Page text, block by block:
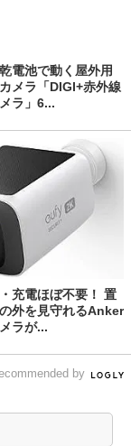
電池で動く屋外用
メラ「DIGI+赤外線
ラ」6...
充電ほぼ不要！ 置
外を見守れるAnker
ラが...
by